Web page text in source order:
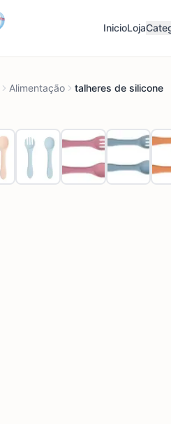
InicioLoja
Alimentação talheres de silicone